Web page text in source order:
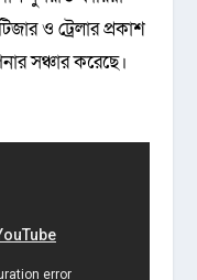
ও ট্রেলার প্রকাশ
সঞ্চার করেছে।